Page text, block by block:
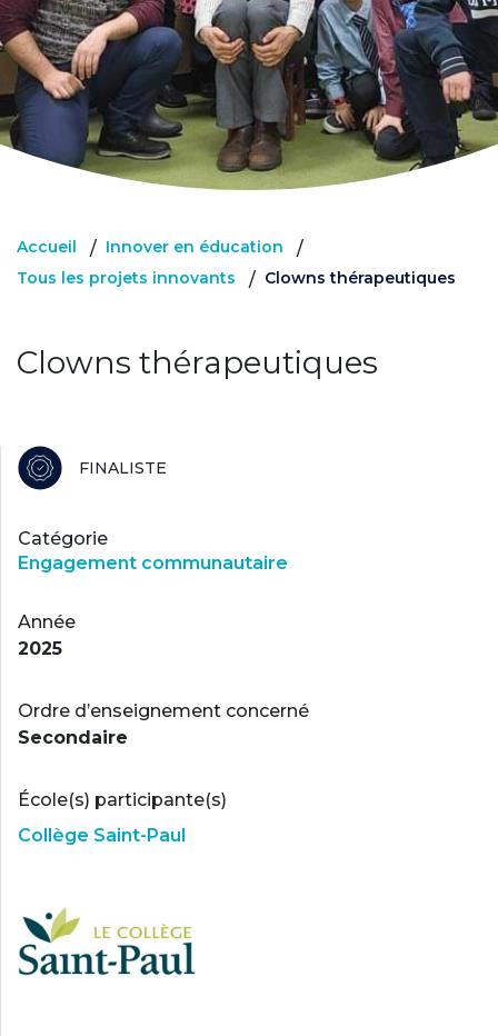
Accueil / Innover en éducation /
Tous les projets innovants / Clowns thérapeutiques
Clowns thérapeutiques
FINALISTE
Catégorie
Engagement communautaire
Année
2025
Ordre d’enseignement concerné
Secondaire
École(s) participante(s)
Collège Saint-Paul